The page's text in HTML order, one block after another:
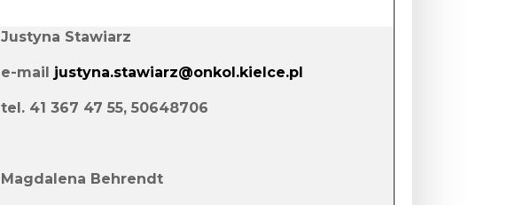
Justyna Stawiarz
e-mail justyna.stawiarz@onkol.kielce.pl
tel. 41 367 47 55, 50648706
Magdalena Behrendt